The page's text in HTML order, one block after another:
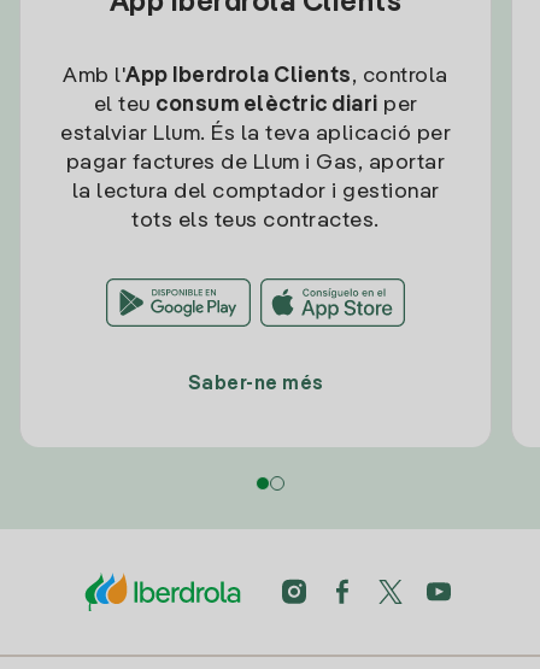
Amb l'App Iberdrola Clients, controla
el teu consum elèctric diari per
estalviar Llum. És la teva aplicació per
pagar factures de Llum i Gas, aportar
la lectura del comptador i gestionar
tots els teus contractes.
Saber-ne més